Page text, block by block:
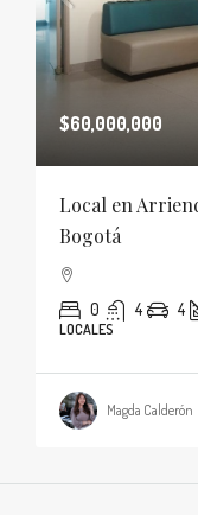
$60,000,000
Local en
Bogotá
0 4 4
LOCALES
Magda Calderón